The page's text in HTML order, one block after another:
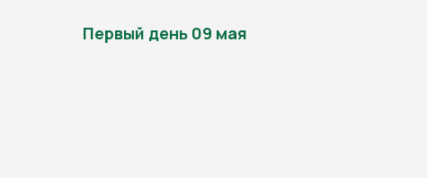
Первый день 09 мая